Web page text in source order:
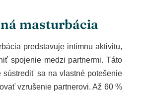
masturbácia
predstavuje intímnu aktivitu,
spojenie medzi partnermi. Táto
sústrediť sa na vlastné potešenie
vzrušenie partnerovi. Až 60 %